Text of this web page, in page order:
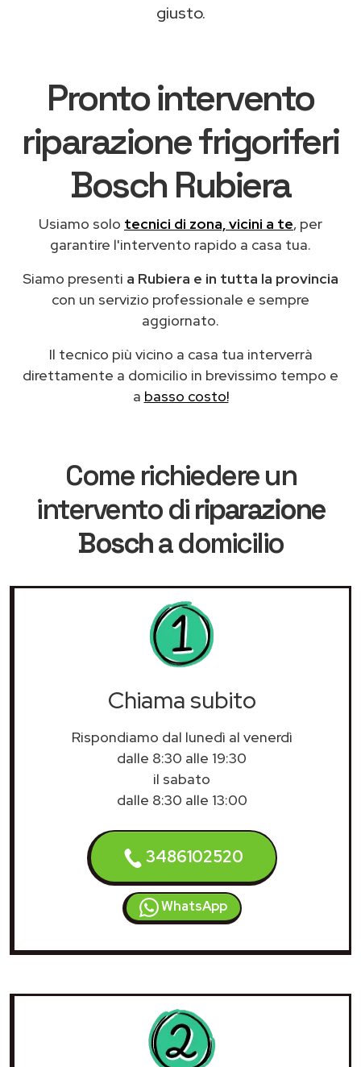
giusto.
Pronto intervento
riparazione frigoriferi
Bosch Rubiera
Usiamo solo tecnici di zona, vicini a te, per
garantire l'intervento rapido a casa tua.
Siamo presenti a Rubiera e in tutta la provincia
con un servizio professionale e sempre
aggiornato.
Il tecnico più vicino a casa tua interverrà
direttamente a domicilio in brevissimo tempo e
a basso costo!
Come richiedere un
intervento diriparazione
Boscha domicilio
Chiama subito
Rispondiamo dal lunedì al venerdì
dalle 8:30 alle 19:30
il sabato
dalle 8:30 alle 13:00
3486102520
WhatsApp